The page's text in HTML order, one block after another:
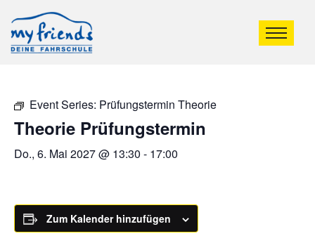
Event Series: Prüfungstermin Theorie
Theorie Prüfungstermin
Do., 6. Mai 2027 @ 13:30 - 17:00
Zum Kalender hinzufügen